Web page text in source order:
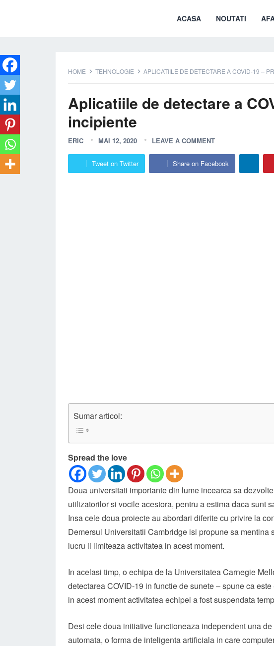
ACASA NOUTATI
HOME TEHNOLOGIE APLICATIILE DE DETECTARE A COVID-19 –
Aplicatiile de detectare a
incipiente
ERIC MAI 12, 2020 LEAVE A COMMENT
Tweet on Twitter Share on Facebook
Sumar articol:
Spread the love
Doua universitati importante din lume incearca sa
utilizatorilor si vocile acestora, pentru a estima daca sunt
Insa cele doua proiecte au abordari diferite cu privire la
Demersul Universitatii Cambridge isi propune sa
lucru ii limiteaza activitatea in acest moment.
In acelasi timp, o echipa de la Universitatea Carnegie
detectarea COVID-19 in functie de sunete – spune ca
in acest moment activitatea echipei a fost suspendata
Desi cele doua initiative functioneaza independent una
automata, o forma de inteligenta artificiala in care